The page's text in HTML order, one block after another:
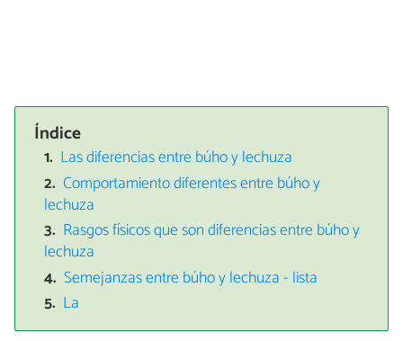
Índice
Las diferencias entre búho y lechuza
Comportamiento diferentes entre búho y
lechuza
Rasgos físicos que son diferencias entre búho y
lechuza
Semejanzas entre búho y lechuza - lista
La